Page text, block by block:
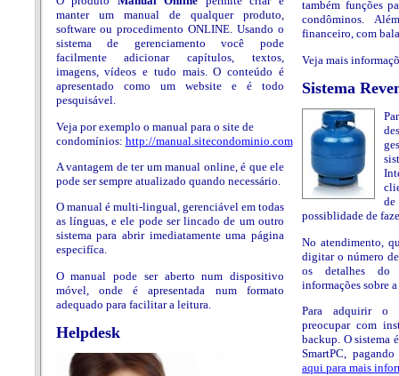
manter um manual de qualquer produto,
software ou procedimento ONLINE. Usando o
sistema de gerenciamento você pode
facilmente adicionar capítulos, textos,
imagens, vídeos e tudo mais. O conteúdo é
apresentado como um website e é todo
pesquisável.
Veja por exemplo o manual para o site de
condomínios: http://manual.sitecondominio.com
A vantagem de ter um manual online, é que ele
pode ser sempre atualizado quando necessário.
O manual é multi-lingual, gerenciável em todas
as línguas, e ele pode ser lincado de um outro
sistema para abrir imediatamente uma página
especifíca.
O manual pode ser aberto num dispositivo
móvel, onde é apresentada num formato
adequado para facilitar a leitura.
Helpdesk
também funções
condôminos.
financeiro, com
Veja mais
Sistema
possiblidade de
No atendimento,
digitar o número
os detalhes do
informações sobre
Para adquirir o
preocupar com
backup. O sistema
SmartPC,
aqui para mais